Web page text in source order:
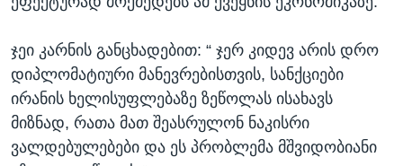
ჯეი კარნის განცხადებით: “ ჯერ კიდევ არის დრო
დიპლომატიური მანევრებისთვის, სანქციები
ირანის ხელისუფლებაზე ზეწოლას ისახავს
მიზნად, რათა მათ შეასრულონ ნაკისრი
ვალდებულებები და ეს პრობლემა მშვიდობიანი